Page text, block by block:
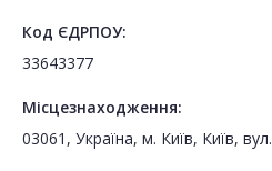
Код ЄДРПОУ:
33643377
Місцезнаходження:
03061, Україна, м. Київ, Київ,